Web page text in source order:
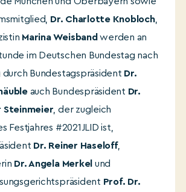
Dr. Charlotte Knobloch,
Marina Weisband werden an
im Deutschen Bundestag nach
durch Bundestagspräsident Dr.
auch Bundespräsident Dr.
Steinmeier , der zugleich
Festjahres #2021JLID ist,
Dr. Reiner Haseloff,
Dr. Angela Merkel und
Prof. Dr.